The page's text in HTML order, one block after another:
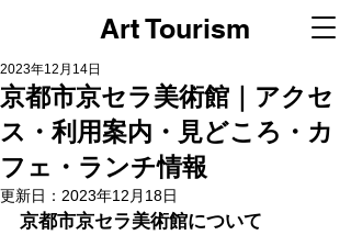
Art Tourism
京都市京セラ美術館｜アクセ
ス・利用案内・見どころ・カ
フェ・ランチ情報
2023年12月14日
更新日： 2023年12月18日
京都市京セラ美術館について